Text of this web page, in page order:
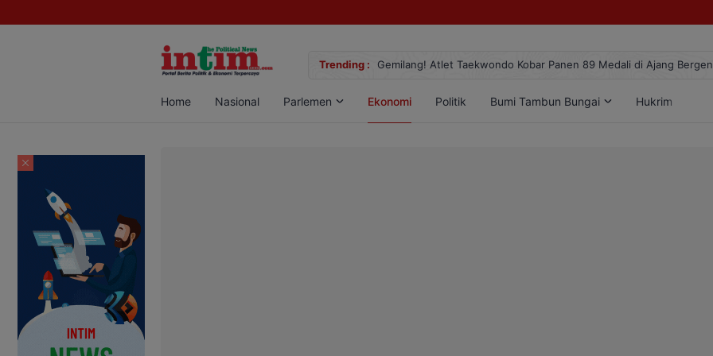
Trending :
Sabu di Pangkalan Bun, Dua Pelaku Diamankan Gemilang! Atlet Taekwondo Kobar Panen 89 Medali di Ajang
Home Nasional Parlemen Ekonomi Politik Bumi Tambun Bungai Hukrim